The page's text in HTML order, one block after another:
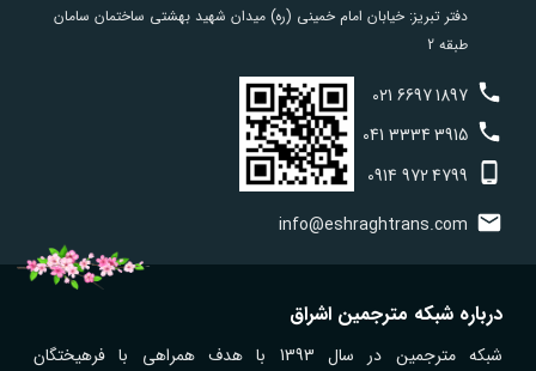
دفتر تبریز: خیابان امام خمینی (ره) میدان شهید بهشتی ساختمان سامان
طبقه 2
021 66971897
041 33343915
0914 9724799
info@eshraghtrans.com
درباره شبکه مترجمین اشراق
شبکه مترجمین در سال 1393 با هدف همراهی با فرهیختگان